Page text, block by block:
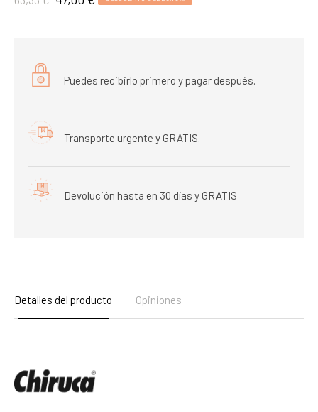
Puedes recibirlo primero y pagar después.
Transporte urgente y GRATIS.
Devolución hasta en 30 días y GRATIS
Detalles del producto Opiniones